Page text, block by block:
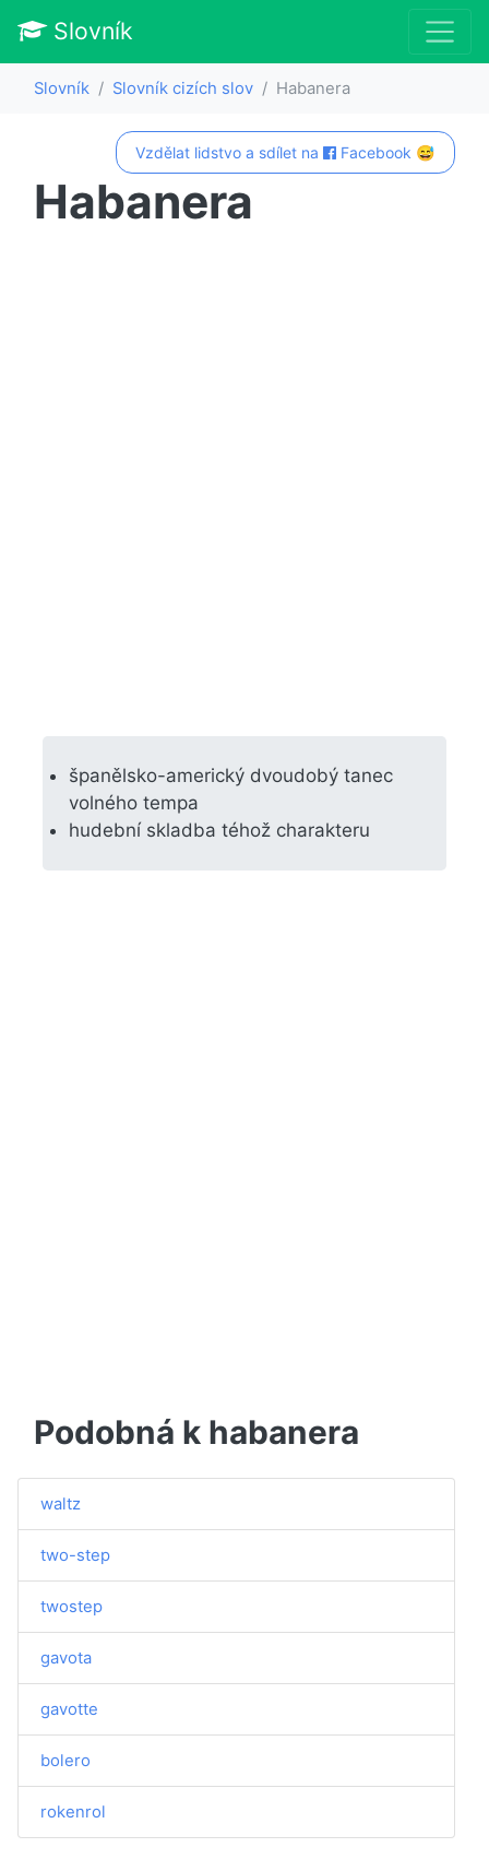
Slovník
Slovník Slovník cizích slov Habanera
Vzdělat lidstvo a sdílet na Facebook 😅
Habanera
španělsko-americký dvoudobý tanec
volného tempa
hudební skladba téhož charakteru
Podobná k habanera
waltz
two-step
twostep
gavota
gavotte
bolero
rokenrol